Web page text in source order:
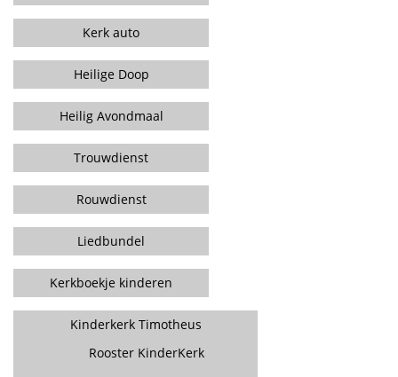
Kerk auto
Heilige Doop
Heilig Avondmaal
Trouwdienst
Rouwdienst
Liedbundel
Kerkboekje kinderen
Kinderkerk Timotheus
Rooster KinderKerk